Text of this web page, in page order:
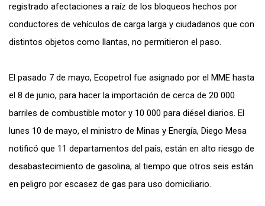
registrado afectaciones a raíz de los bloqueos hechos por
conductores de vehículos de carga larga y ciudadanos que con
distintos objetos como llantas, no permitieron el paso.
El pasado 7 de mayo, Ecopetrol fue asignado por el MME hasta
el 8 de junio, para hacer la importación de cerca de 20 000
barriles de combustible motor y 10 000 para diésel diarios. El
lunes 10 de mayo, el ministro de Minas y Energía, Diego Mesa
notificó que 11 departamentos del país, están en alto riesgo de
desabastecimiento de gasolina, al tiempo que otros seis están
en peligro por escasez de gas para uso domiciliario.